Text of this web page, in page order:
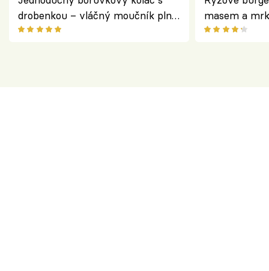
drobenkou – vláčný moučník plný
ovoce
masem a
salátem –